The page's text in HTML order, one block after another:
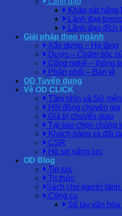
Khảo sát năng
Lãnh đạo
Lãnh đạo đích
Giải pháp theo ngành
Xây dựng – Hạ tầng
Dược – Chăm sóc
Công nghệ – thông
Phân phối – Bán lẻ
OD Tuyển dụng
Về OD CLICK
Tầm nhìn và Sứ
Hội đồng chuyên gia
Giá trị chuyển giao
Tại sao chọn chúng
Khách hàng và đối
CSR
Hồ sơ năng lực
OD Blog
Tin tức
Tri thức
Sách cho người lãnh
Công cụ
Sổ tay văn